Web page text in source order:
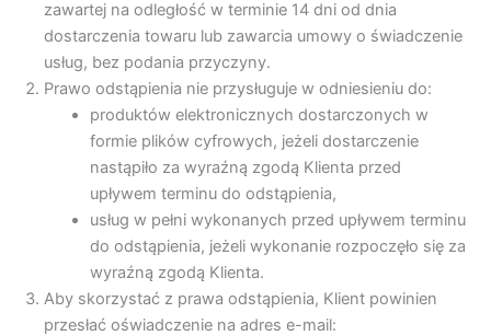
zawartej na odległość w terminie 14 dni od dnia
dostarczenia towaru lub zawarcia umowy o świadczenie
usług, bez podania przyczyny.
Prawo odstąpienia nie przysługuje w odniesieniu do:
produktów elektronicznych dostarczonych w
formie plików cyfrowych, jeżeli dostarczenie
nastąpiło za wyraźną zgodą Klienta przed
upływem terminu do odstąpienia,
usług w pełni wykonanych przed upływem terminu
do odstąpienia, jeżeli wykonanie rozpoczęło się za
wyraźną zgodą Klienta.
Aby skorzystać z prawa odstąpienia, Klient powinien
przesłać oświadczenie na adres e-mail: